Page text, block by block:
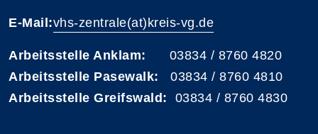
E-Mail:vhs-zentrale(at)kreis-vg.de
Arbeitsstelle Anklam: 03834 / 8760 4820
Arbeitsstelle Pasewalk: 03834 / 8760 4810
Arbeitsstelle Greifswald: 03834 / 8760 4830